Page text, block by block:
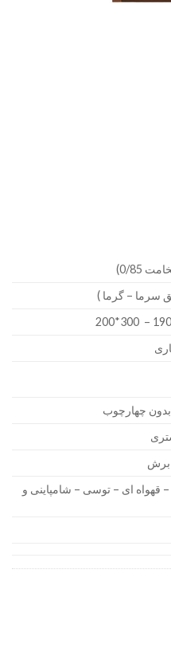
چهارچوب
برش
ای – توسی – شامپاینی و